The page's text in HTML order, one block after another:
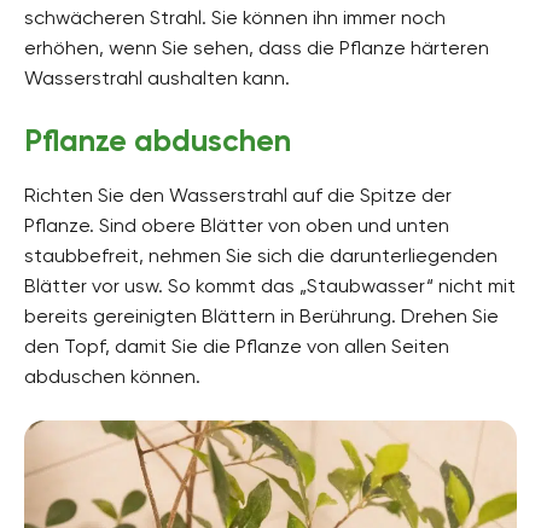
schwächeren Strahl. Sie können ihn immer noch
erhöhen, wenn Sie sehen, dass die Pflanze härteren
Wasserstrahl aushalten kann.
Pflanze abduschen
Richten Sie den Wasserstrahl auf die Spitze der
Pflanze. Sind obere Blätter von oben und unten
staubbefreit, nehmen Sie sich die darunterliegenden
Blätter vor usw. So kommt das „Staubwasser“ nicht mit
bereits gereinigten Blättern in Berührung. Drehen Sie
den Topf, damit Sie die Pflanze von allen Seiten
abduschen können.